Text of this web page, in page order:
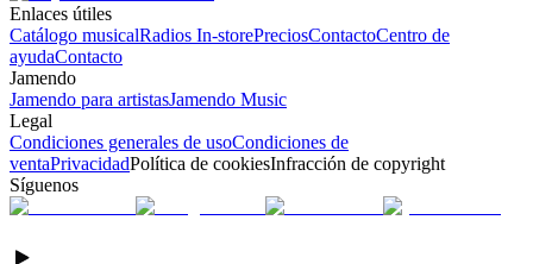
Enlaces útiles
Catálogo musicalRadios In-storePreciosContactoCentro de
ayudaContacto
Jamendo
Jamendo para artistasJamendo Music
Legal
Condiciones generales de usoCondiciones de
ventaPrivacidadPolítica de cookiesInfracción de copyright
Síguenos